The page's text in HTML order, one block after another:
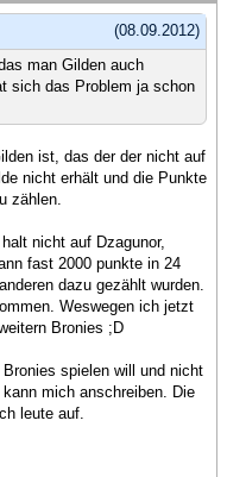
(08.09.2012)
man Gilden auch
sich das Problem ja schon
ist, das der der nicht auf
nicht erhält und die Punkte
zählen.
nicht auf Dzagunor,
fast 2000 punkte in 24
dazu gezählt wurden.
Weswegen ich jetzt
Bronies ;D
spielen will und nicht
mich anschreiben. Die
leute auf.